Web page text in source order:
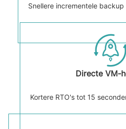
Snellere incrementele
Directe VM-
Kortere RTO's tot 15